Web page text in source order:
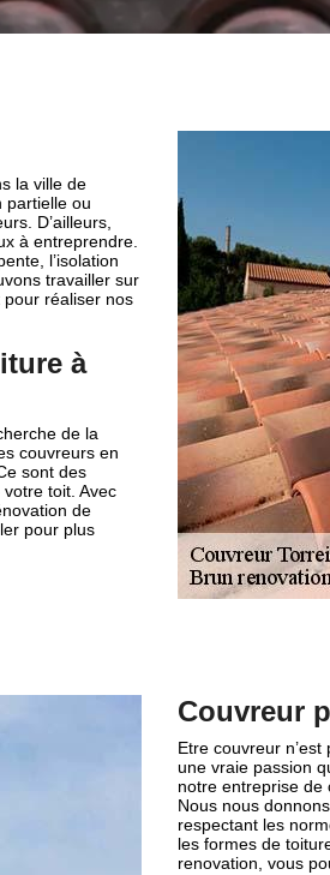
la ville de
partielle ou
D’ailleurs,
à entreprendre.
l’isolation
travailler sur
réaliser nos
à
de la
couvreurs en
sont des
toit. Avec
de
pour plus
Couvreur
Etre couvreur
une vraie passion
notre entreprise de
Nous nous
respectant les
les formes de
renovation, vous